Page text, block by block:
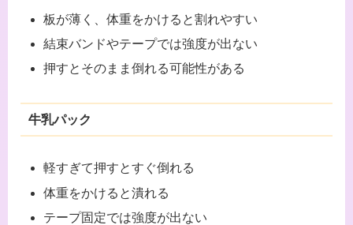
板が薄く、体重をかけると割れやすい
結束バンドやテープでは強度が出ない
押すとそのまま倒れる可能性がある
牛乳パック
軽すぎて押すとすぐ倒れる
体重をかけると潰れる
テープ固定では強度が出ない